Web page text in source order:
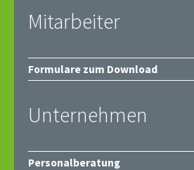
Mitarbeiter
Formulare zum Download
Unternehmen
Personalberatung